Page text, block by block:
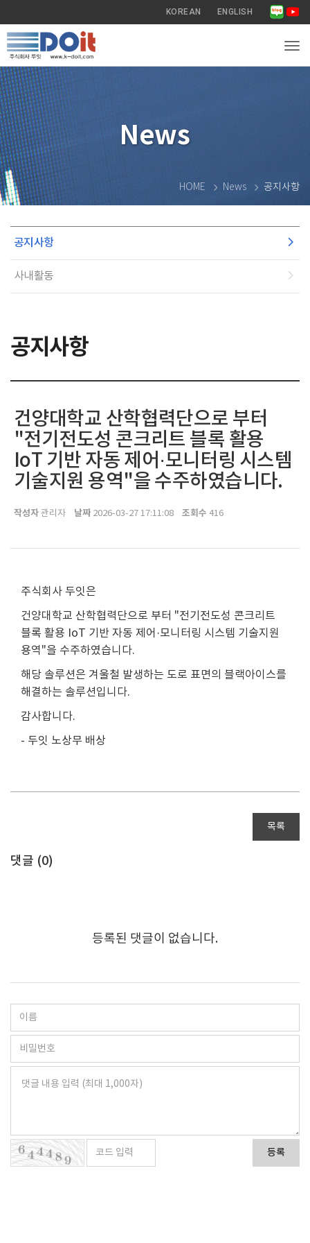
KOREAN ENGLISH
News
HOME News 공지사항
공지사항
사내활동
공지사항
건양대학교 산학협력단으로 부터
"전기전도성 콘크리트 블록 활용
IoT 기반 자동 제어·모니터링 시스템
기술지원 용역"을 수주하였습니다.
작성자 관리자 날짜 2026-03-27 17:11:08 조회수 416
주식회사 두잇은
건양대학교 산학협력단으로 부터 "전기전도성 콘크리트
블록 활용 IoT 기반 자동 제어·모니터링 시스템 기술지원
용역"을 수주하였습니다.
해당 솔루션은 겨울철 발생하는 도로 표면의 블랙아이스를
해결하는 솔루션입니다.
감사합니다.
- 두잇 노상무 배상
목록
댓글 (0)
등록된 댓글이 없습니다.
등록